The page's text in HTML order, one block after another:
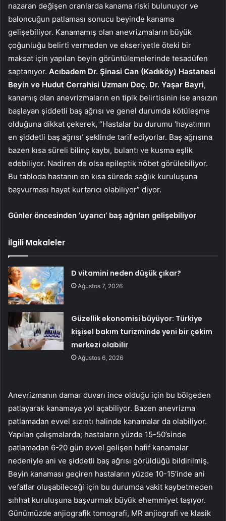
nazaran değişen oranlarda kanama riski bulunuyor ve
baloncuğun patlaması sonucu beyinde kanama
gelişebiliyor. Kanamamış olan anevrizmaların büyük
çoğunluğu belirti vermeden ve ekseriyetle öteki bir
maksat için yapılan beyin görüntülemelerinde tesadüfen
saptanıyor. Acıbadem Dr. Şinasi Can (Kadıköy) Hastanesi
Beyin ve Hudut Cerrahisi Uzmanı Doç. Dr. Yaşar Bayri,
kanamış olan anevrizmaların en tipik belirtisinin ise ansızın
başlayan şiddetli baş ağrısı ve genel durumda kötüleşme
olduğuna dikkat çekerek, “Hastalar bu durumu ‘hayatımın
en şiddetli baş ağrısı’ şeklinde tarif ediyorlar. Baş ağrısına
bazen kısa süreli bilinç kaybı, bulantı ve kusma eşlik
edebiliyor. Nadiren de olsa epileptik nöbet görülebiliyor.
Bu tabloda hastanın en kısa sürede sağlık kuruluşuna
başvurması hayat kurtarıcı olabiliyor” diyor.
Günler öncesinden ‘uyarıcı’ baş ağrıları gelişebiliyor
İlgili Makaleler
D vitamini neden düşük çıkar?
Ağustos 7, 2026
Güzellik ekonomisi büyüyor: Türkiye
kişisel bakım turizminde yeni bir çekim
merkezi olabilir
Ağustos 6, 2026
Anevrizmanın damar duvarı ince olduğu için bu bölgeden
patlayarak kanamaya yol açabiliyor. Bazen anevrizma
patlamadan evvel sızıntı halinde kanamalar da olabiliyor.
Yapılan çalışmalarda; hastaların yüzde 15-50’sinde
patlamadan 6-20 gün evvel gelişen hafif kanamalar
nedeniyle ani ve şiddetli baş ağrısı görüldüğü bildirilmiş.
Beyin kanaması geçiren hastaların yüzde 10-15’inde ani
vefatlar oluşabileceği için bu durumda vakit kaybetmeden
sıhhat kuruluşuna başvurmak büyük ehemmiyet taşıyor.
Günümüzde anjiografik tomografi, MR anjiografi ve klasik